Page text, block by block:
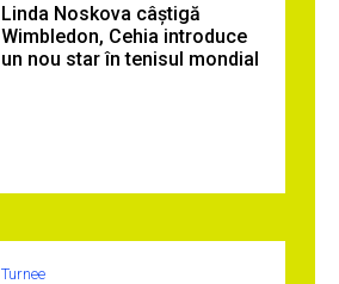
Linda Noskova câștigă
Wimbledon, Cehia introduce
un nou star în tenisul mondial
Turnee